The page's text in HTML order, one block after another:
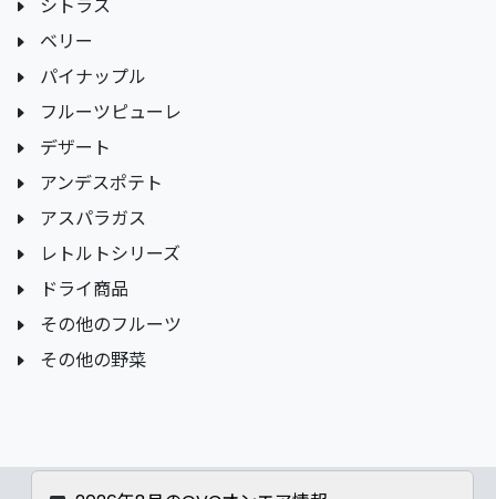
シトラス
ベリー
パイナップル
フルーツピューレ
デザート
アンデスポテト
アスパラガス
レトルトシリーズ
ドライ商品
その他のフルーツ
その他の野菜